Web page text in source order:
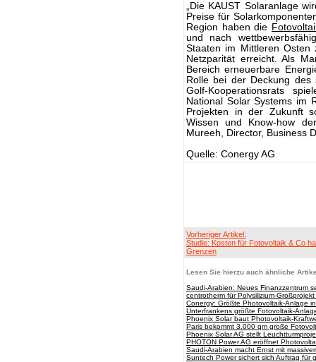
„Die KAUST Solaranlage
Preise für
Region haben die
und nach
Staaten im Mittleren
Netzparität erreicht. Als
Bereich erneuerbare
Rolle bei der Deckung des
Golf-Kooperationsrats
National Solar Systems im
Projekten in der Zukunft
Wissen und Know-how
Mureeh, Director, Business
Quelle: Conergy AG
Vorheriger Artikel:
Studie: Kosten für Fotovoltaik & Co
Grenzen
Lesen Sie hierzu auch ähnliche
Saudi-Arabien: Neues Finanzzentrum
centrotherm für Polysilizium-
Conergy: Größte Photovoltaik-Anlage
Unterfrankens größte Fotovoltaik-
Phoenix Solar baut Photovoltaik-
Paris bekommt 3.000 qm große
Phoenix Solar AG stellt
PHOTON Power AG eröffnet
Saudi-Arabien macht Ernst mit
Suntech Power sichert sich Auftrag für